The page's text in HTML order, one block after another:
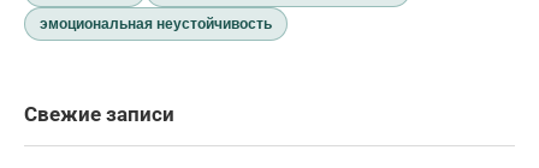
эмоциональная неустойчивость
Свежие записи